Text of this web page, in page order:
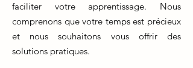
faciliter votre apprentissage. Nous
comprenons que votre temps est précieux
et nous souhaitons vous offrir des
solutions pratiques.